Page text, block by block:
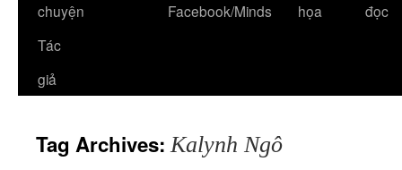
chuyện
Facebook/Minds
họa
đọc
Tác
giả
Tag Archives:Kalynh Ngô